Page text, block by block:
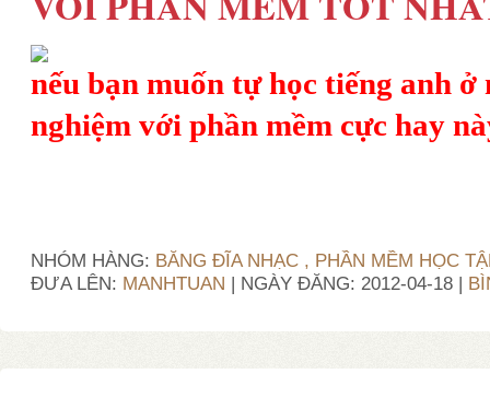
nếu bạn muốn tự học tiếng anh
nghiệm với phần mềm cực hay
NHÓM HÀNG: BĂNG ĐĨA NHẠC , PHẦN MỀM HỌC
ĐƯA LÊN: MANHTUAN | NGÀY ĐĂNG: 2012-04-18 |